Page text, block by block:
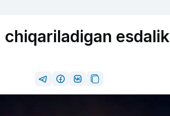
esdalik